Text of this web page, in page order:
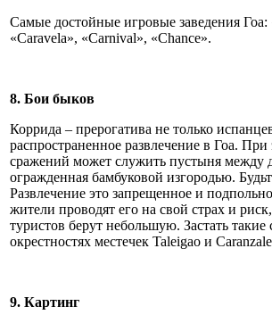
Самые достойные игровые заведения Гоа:
«Caravela», «Carnival», «Chance».
8. Бои быков
Коррида – прерогатива не только
распространенное развлечение в Гоа.
сражений может служить пустыня между
огражденная бамбуковой изгородью.
Развлечение это запрещенное и
жители проводят его на свой страх и
туристов берут небольшую. Застать
окрестностях местечек Taleigao и
9. Картинг